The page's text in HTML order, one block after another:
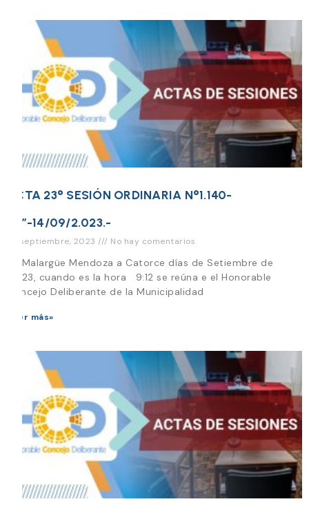
ACTA 23° SESIÓN ORDINARIA N°1.140-
“O”-14/09/2.023.-
22 septiembre, 2023 No hay comentarios
En Malargüe Mendoza a Catorce días de Setiembre de
2.023, cuando es la hora 9:12 se reúna e el Honorable
Concejo Deliberante de la Municipalidad
Leer más»